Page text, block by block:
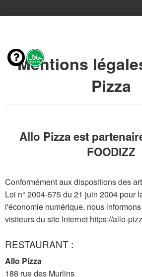
Mentions
Pizza
Allo Pizza est
FOODIZZ
Conformément aux dispositions des
Loi n° 2004-575 du 21 juin 2004 pour
l'économie numérique, nous
visiteurs du site Internet https://allo-
RESTAURANT :
Allo Pizza
188 rue des Murlins